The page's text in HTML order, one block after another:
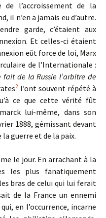
l’accroissement de la
il n’en a jamais eu d’autre.
garde, c’étaient aux
Et celles-ci étaient
eût force de loi, Marx
de l’Internationale :
fait de la Russie l’arbitre de
2 l’ont souvent répété à
ce que cette vérité fût
lui-même, dans son
1888, gémissant devant
guerre et de la paix.
le jour. En arrachant à la
les plus fanatiquement
bras de celui qui lui ferait
de la France un ennemi
en l’occurrence, incarne